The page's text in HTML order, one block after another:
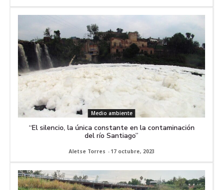
Medio ambiente
“El silencio, la única constante en la contaminación
del río Santiago”
Aletse Torres - 17 octubre, 2023